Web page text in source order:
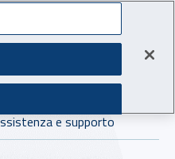
Lavoro
- Apertura in nuova finestra
- Apertura in nuova finestra
- Sito esterno - Apertura in
Linkedin - Sito esterno -
Youtube - Sito esterno -
Tiktok - SitoSpreaker -
in:tutto INAIL.it
e supporto